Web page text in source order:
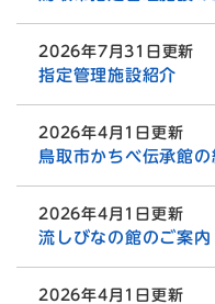
2026年7月31日更新
指定管理施設紹介
2026年4月1日更新
鳥取市かちべ伝承館の
2026年4月1日更新
流しびなの館のご案内
2026年4月1日更新